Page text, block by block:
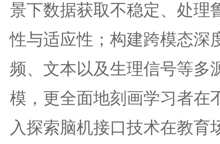
景下数据获取不稳定、处理
性与适应性；构建跨模态深
频、文本以及生理信号等多
模，更全面地刻画学习者在
入探索脑机接口技术在教育